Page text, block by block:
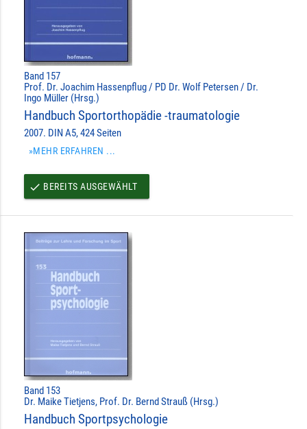
Band 157
Prof. Dr. Joachim Hassenpflug / PD Dr. Wolf Petersen / Dr.
Ingo Müller (Hrsg.)
Handbuch Sportorthopädie -traumatologie
2007. DIN A5, 424 Seiten
»MEHR ERFAHREN ...
done BEREITS AUSGEWÄHLT
Band 153
Dr. Maike Tietjens, Prof. Dr. Bernd Strauß (Hrsg.)
Handbuch Sportpsychologie